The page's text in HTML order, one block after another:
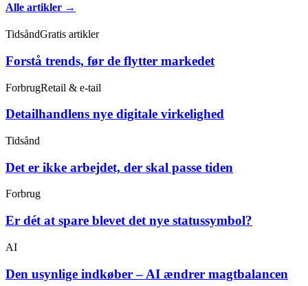
Alle artikler →
TidsåndGratis artikler
Forstå trends, før de flytter markedet
ForbrugRetail & e-tail
Detailhandlens nye digitale virkelighed
Tidsånd
Det er ikke arbejdet, der skal passe tiden
Forbrug
Er dét at spare blevet det nye statussymbol?
AI
Den usynlige indkøber – AI ændrer magtbalancen